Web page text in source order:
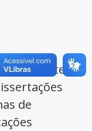
a Biblioteca
de